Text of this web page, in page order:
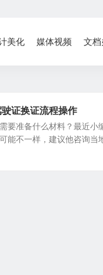
美化 媒体视频 文档
证换证流程操作
要准备什么材料？最近小
能不一样，建议他咨询当